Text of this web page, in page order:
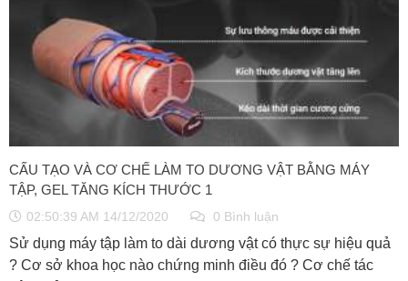
CẤU TẠO VÀ CƠ CHẾ LÀM TO DƯƠNG VẬT BẰNG MÁY
TẬP, GEL TĂNG KÍCH THƯỚC 1
02:50:39 AM 14/12/2020 0 Bình luận
Sử dụng máy tập làm to dài dương vật có thực sự hiệu quả
? Cơ sở khoa học nào chứng minh điều đó ? Cơ chế tác